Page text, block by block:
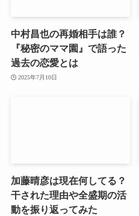
中村昌也の再婚相手は誰？
『秘密のママ園』で語った
過去の恋愛とは
2025年7月10日
加藤晴彦は現在何してる？
干された理由や全盛期の活
動を振り返ってみた